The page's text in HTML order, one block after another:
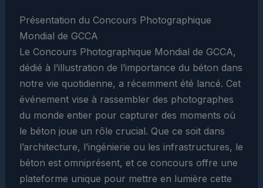
Présentation du Concours Photographique
Mondial de GCCA
Le Concours Photographique Mondial de GCCA,
dédié à l’illustration de l’importance du béton dans
notre vie quotidienne, a récemment été lancé. Cet
événement vise à rassembler des photographes
du monde entier pour capturer des moments où
le béton joue un rôle crucial. Que ce soit dans
l’architecture, l’ingénierie ou les infrastructures, le
béton est omniprésent, et ce concours offre une
plateforme unique pour mettre en lumière cette